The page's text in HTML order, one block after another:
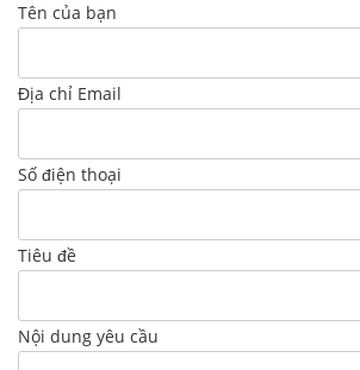
Tên của bạn
Địa chỉ Email
Số điện thoại
Tiêu đề
Nội dung yêu cầu